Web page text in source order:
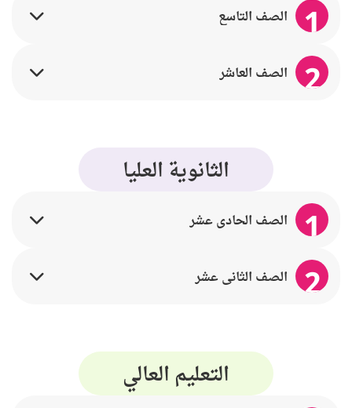
1 الصف التاسع
2 الصف العاشر
الثانوية العليا
1 الصف الحادي عشر
2 الصف الثاني عشر
التعليم العالي